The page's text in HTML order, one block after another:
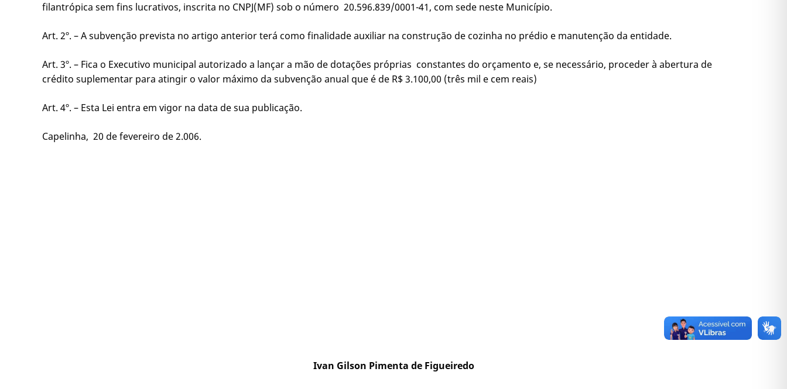
filantrópica sem fins lucrativos, inscrita no CNPJ(MF) sob o número 20.596.839/0001-41, com sede neste Município.
Art. 2º. – A subvenção prevista no artigo anterior terá como finalidade auxiliar na construção de cozinha no prédio e manutenção da entidade.
Art. 3º. – Fica o Executivo municipal autorizado a lançar a mão de dotações próprias constantes do orçamento e, se necessário, proceder à abertura de
crédito suplementar para atingir o valor máximo da subvenção anual que é de R$ 3.100,00 (três mil e cem reais)
Art. 4º. – Esta Lei entra em vigor na data de sua publicação.
Capelinha, 20 de fevereiro de 2.006.
Ivan Gilson Pimenta de Figueiredo